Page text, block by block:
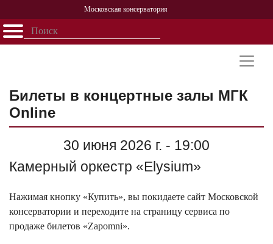
Московская консерватория
Открыть - закрыть
Персоналии
История
Билеты в концертные залы МГК
Online
30 июня 2026 г. - 19:00
Камерный оркестр «Elysium»
Нажимая кнопку «Купить», вы покидаете сайт Московской
консерватории и переходите на страницу сервиса по
продаже билетов «Zapomni».